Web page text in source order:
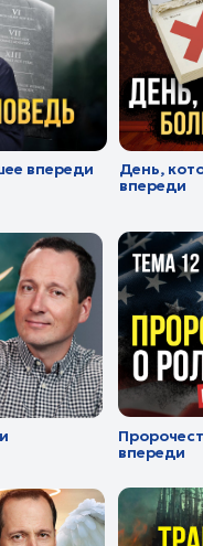
День, которого больше
впереди
Пророчества о роли США |
впереди
Трагедия предсказанная в
Лучшее впереди